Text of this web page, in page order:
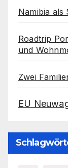
Namibia als
Roadtrip
und
Zwei
EU